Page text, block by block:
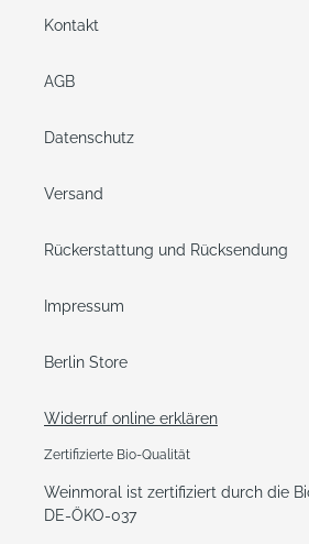
Kontakt
AGB
Datenschutz
Versand
Rückerstattung und Rücksendung
Impressum
Berlin Store
Widerruf online erklären
Zertifizierte Bio-Qualität
Weinmoral ist zertifiziert durch die
DE-ÖKO-037